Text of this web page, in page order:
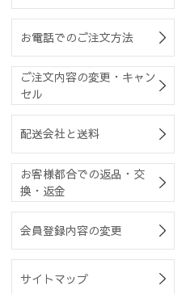
お電話でのご注文方法
ご注文内容の変更・キャン
セル
配送会社と送料
お客様都合での返品・交
換・返金
会員登録内容の変更
サイトマップ